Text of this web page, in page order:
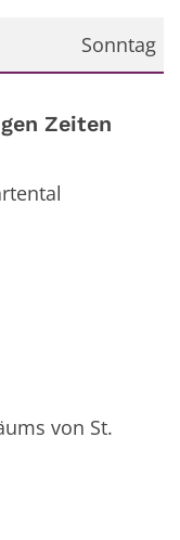
Sonntag
Zeiten
von St.